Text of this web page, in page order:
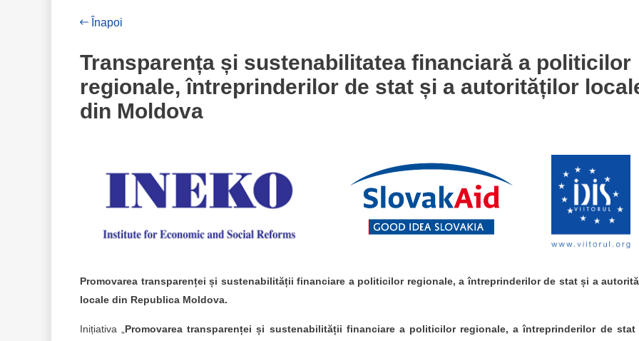
Înapoi
Transparența și sustenabilitatea financiară a politicilor
regionale, întreprinderilor de stat și a autorităților
din Moldova
Promovarea transparenței și sustenabilității financiare a politicilor regionale, a întreprinderilor de stat și a
locale din Republica Moldova.
Inițiativa „ Promovarea transparenței și sustenabilității financiare a politicilor regionale, a întreprinderilor de